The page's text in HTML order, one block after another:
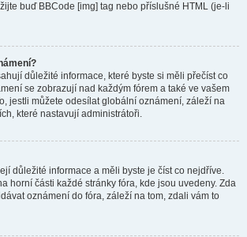
buď BBCode [img] tag nebo příslušné HTML (je-li
důležité informace, které byste si měli přečíst co
se zobrazují nad každým fórem a také ve vašem
jestli můžete odesílat globální oznámení, záleží na
které nastavují administrátoři.
důležité informace a měli byste je číst co nejdříve.
horní části každé stránky fóra, kde jsou uvedeny. Zda
oznámení do fóra, záleží na tom, zdali vám to